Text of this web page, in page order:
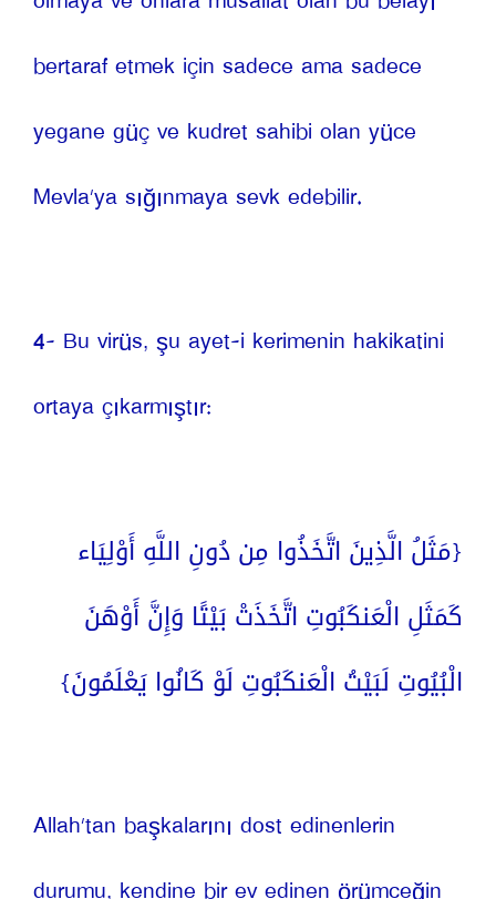
bertaraf etmek için sadece ama sadece
yegane güç ve kudret sahibi olan yüce
Mevla’ya sığınmaya sevk edebilir.
4- Bu virüs, şu ayet-i kerimenin hakikatini
ortaya çıkarmıştır:
الْبُيُوتِ لَبَيْتُ الْعَنكَبُوتِ لَوْ كَانُوا يَعْلَمُونَ}
Allah’tan başkalarını dost edinenlerin